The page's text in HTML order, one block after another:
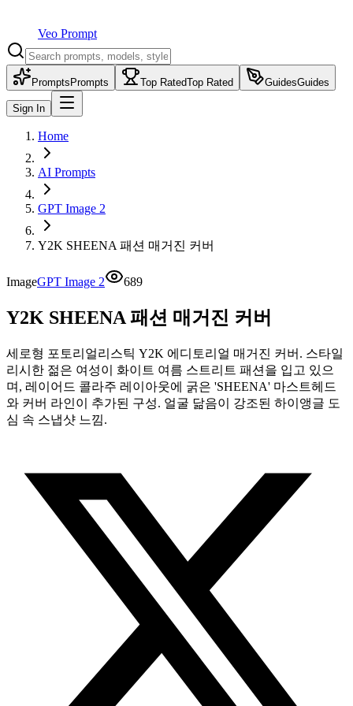
Veo Prompt
Prompts Prompts Top RatedTop Rated GuidesGuides
Sign In
Home
AI Prompts
GPT Image 2
Y2K SHEENA 패션 매거진 커버
ImageGPT Image 2 689
Y2K SHEENA 패션 매거진 커버
세로형 포토리얼리스틱 Y2K 에디토리얼 매거진 커버. 스타일
리시한 젊은 여성이 화이트 여름 스트리트 패션을 입고 있으
며, 레이어드 콜라주 레이아웃에 굵은 'SHEENA' 마스트헤드
와 커버 라인이 추가된 구성. 얼굴 닮음이 강조된 하이앵글 도
심 속 스냅샷 느낌.